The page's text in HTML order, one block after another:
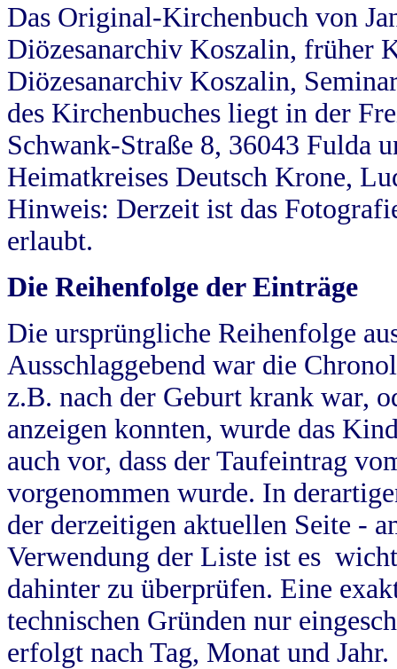
Das Original-Kirchenbuch von
Diözesanarchiv Koszalin, früher
Diözesanarchiv Koszalin,
des Kirchenbuches liegt in der
Schwank-Straße 8, 36043 Fulda
Heimatkreises Deutsch Krone,
Hinweis: Derzeit ist das
erlaubt.
Die Reihenfolge der Einträge
Die ursprüngliche Reihenfolge
Ausschlaggebend war die
z.B. nach der Geburt krank war,
anzeigen konnten, wurde das
auch vor, dass der Taufeintrag
vorgenommen wurde. In
der derzeitigen aktuellen Seite -
Verwendung der Liste ist es
dahinter zu überprüfen. Eine
technischen Gründen nur
erfolgt nach Tag, Monat und Jahr.